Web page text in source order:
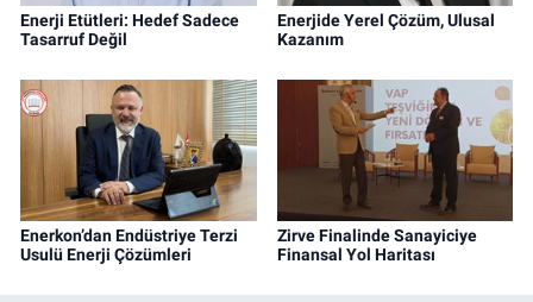
Enerji Etütleri: Hedef Sadece
Tasarruf Değil
Enerjide Yerel Çözüm, Ulusal
Kazanım
Enerkon’dan Endüstriye Terzi
Usulü Enerji Çözümleri
Zirve Finalinde Sanayiciye
Finansal Yol Haritası